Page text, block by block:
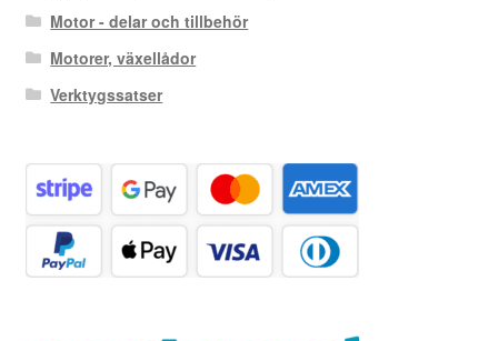
Motor - delar och tillbehör
Motorer, växellådor
Verktygssatser